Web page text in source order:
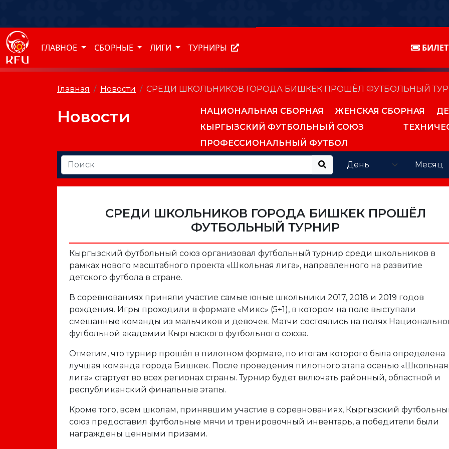
ГЛАВНОЕ СБОРНЫЕ ЛИГИ ТУРНИРЫ
Главная Новости СРЕДИ ШКОЛЬНИКОВ ГОРОДА БИШКЕК ПРОШЁЛ ФУТБОЛЬНЫЙ
Новости НАЦИОНАЛЬНАЯ СБОРНАЯ ЖЕНСКАЯ СБОРНАЯ
КЫРГЫЗСКИЙ ФУТБОЛЬНЫЙ СОЮЗ
ПРОФЕССИОНАЛЬНЫЙ ФУТБОЛ
СРЕДИ ШКОЛЬНИКОВ ГОРОДА БИШКЕК ПРОШЁЛ
ФУТБОЛЬНЫЙ ТУРНИР
Кыргызский футбольный союз организовал футбольный турнир среди школьников в
рамках нового масштабного проекта «Школьная лига», направленного на развитие
детского футбола в стране.
В соревнованиях приняли участие самые юные школьники 2017, 2018 и 2019 годов
рождения. Игры проходили в формате «Микс» (5+1), в котором на поле выступали
смешанные команды из мальчиков и девочек. Матчи состоялись на полях
футбольной академии Кыргызского футбольного союза.
Отметим, что турнир прошёл в пилотном формате, по итогам которого была определена
лучшая команда города Бишкек. После проведения пилотного этапа осенью «Школьная
лига» стартует во всех регионах страны. Турнир будет включать районный, областной и
республиканский финальные этапы.
Кроме того, всем школам, принявшим участие в соревнованиях, Кыргызский
союз предоставил футбольные мячи и тренировочный инвентарь, а победители были
награждены ценными призами.